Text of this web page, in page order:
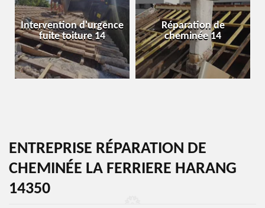
Intervention d'urgence
fuite toiture 14
Réparation de
cheminée 14
ENTREPRISE RÉPARATION DE
CHEMINÉE LA FERRIERE HARANG
14350